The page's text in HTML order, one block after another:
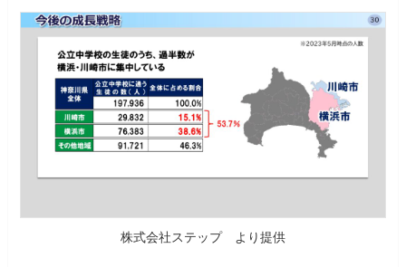
株式会社ステップ より提供